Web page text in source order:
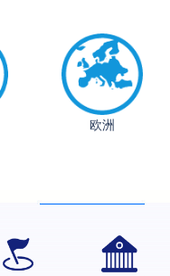
欧洲
录取案例